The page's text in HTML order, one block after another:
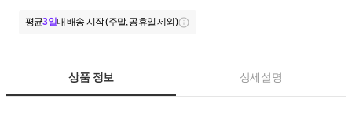
평균3일내 배송 시작 (주말, 공휴일 제외)
상품 정보 상세설명